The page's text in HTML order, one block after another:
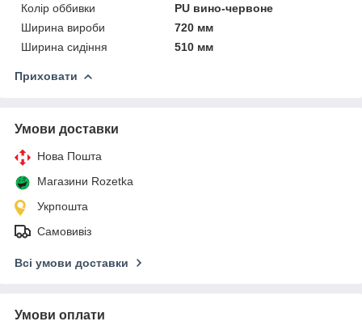
Колір оббивки
PU вино-червоне
Ширина вироби
720 мм
Ширина сидіння
510 мм
Приховати
Умови доставки
Нова Пошта
Магазини Rozetka
Укрпошта
Самовивіз
Всі умови доставки
Умови оплати